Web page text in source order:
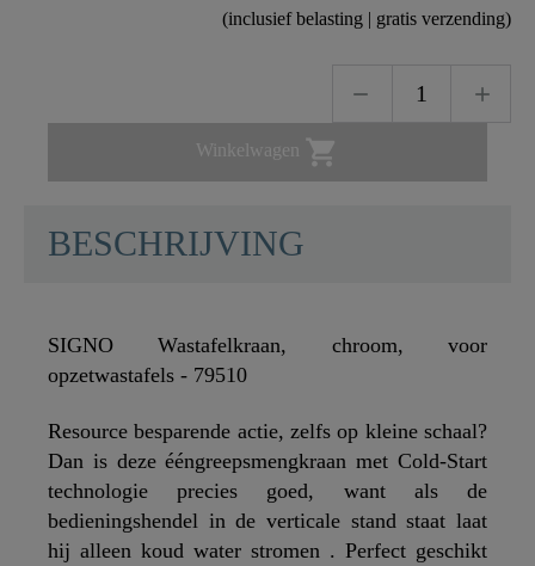
(inclusief belasting | gratis verzending)
Winkelwagen 
BESCHRIJVING
SIGNO Wastafelkraan, chroom, voor
opzetwastafels - 79510
Resource besparende actie, zelfs op kleine schaal?
Dan is deze ééngreepsmengkraan met Cold-Start
technologie precies goed, want als de
bedieningshendel in de verticale stand staat laat
hij alleen koud water stromen . Perfect geschikt